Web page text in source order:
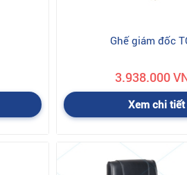
Ghế giám đốc
3.938.000
Xem chi tiết